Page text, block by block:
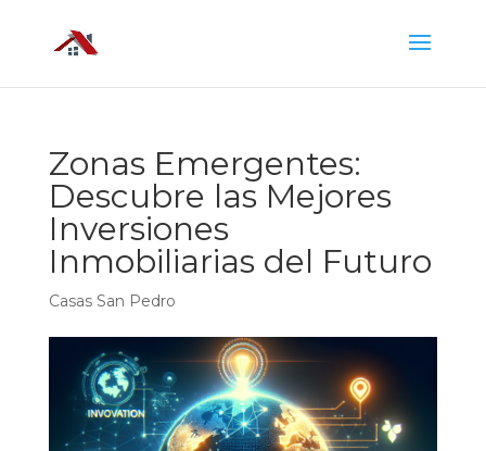
Zonas Emergentes:
Descubre las Mejores
Inversiones
Inmobiliarias del Futuro
Casas San Pedro